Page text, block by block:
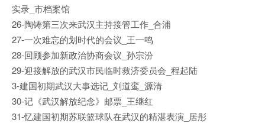
实录_市档案馆
26-陶铸第三次来武汉主持接管工作_合浦
27-一次难忘的划时代的会议_王一鸣
28-回顾参加新政治协商会议_孙宗汾
29-迎接解放的武汉市民临时救济委员会_程起陆
3-建国初期武汉大事选记_刘道鸾_源清
30-记《武汉解放纪念》邮票_王继红
31-忆建国初期苏联篮球队在武汉的精湛表演_居彤